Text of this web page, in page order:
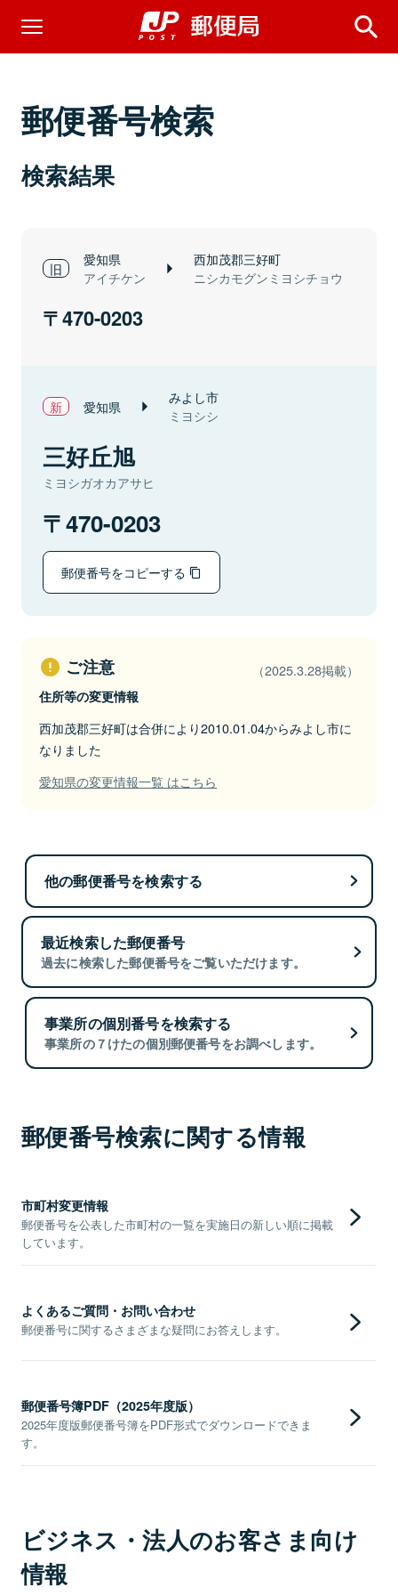
郵便番号検索
検索結果
愛知県
アイチケン
西加茂郡三好町
ニシカモグンミヨシチョウ
470-0203
愛知県 みよし市
ミヨシシ
三好丘旭
ミヨシガオカアサヒ
470-0203
郵便番号をコピーする
ご注意 （2025.3.28掲載）
住所等の変更情報
西加茂郡三好町は合併により2010.01.04からみよし市に
なりました
愛知県の変更情報一覧 はこちら
他の郵便番号を検索する
最近検索した郵便番号
過去に検索した郵便番号をご覧いただけます。
事業所の個別番号を検索する
事業所の７けたの個別郵便番号をお調べします。
郵便番号検索に関する情報
市町村変更情報
郵便番号を公表した市町村の一覧を実施日の新しい順に掲載
しています。
よくあるご質問・お問い合わせ
郵便番号に関するさまざまな疑問にお答えします。
郵便番号簿PDF（2025年度版）
2025年度版郵便番号簿をPDF形式でダウンロードできま
す。
ビジネス・法人のお客さま向け
情報